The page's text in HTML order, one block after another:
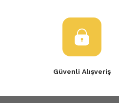
Güvenli Alışveriş